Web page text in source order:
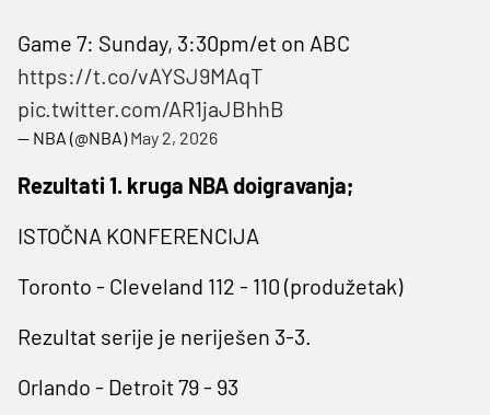
Game 7: Sunday, 3:30pm/et on ABC
https://t.co/vAYSJ9MAqT
pic.twitter.com/AR1jaJBhhB
— NBA (@NBA)May 2, 2026
Rezultati 1. kruga NBA doigravanja;
ISTOČNA KONFERENCIJA
Toronto - Cleveland 112 - 110 (produžetak)
Rezultat serije je neriješen 3-3.
Orlando - Detroit 79 - 93